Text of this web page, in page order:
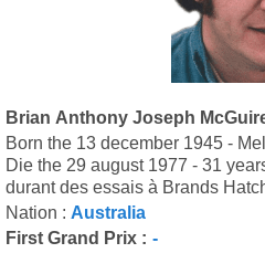
Brian Anthony Joseph
Born the 13 december 1945 -
Die the 29 august 1977 - 31
durant des essais à Brands
Nation : Australia
First Grand Prix : -